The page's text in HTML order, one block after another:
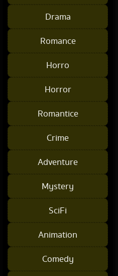
Drama
Romance
Horro
Horror
Romantice
Crime
Adventure
Mystery
SciFi
Animation
Comedy